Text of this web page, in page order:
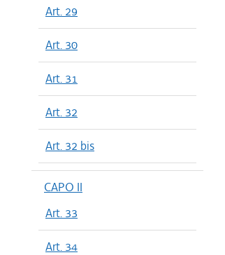
Art. 29
Art. 30
Art. 31
Art. 32
Art. 32 bis
CAPO II
Art. 33
Art. 34